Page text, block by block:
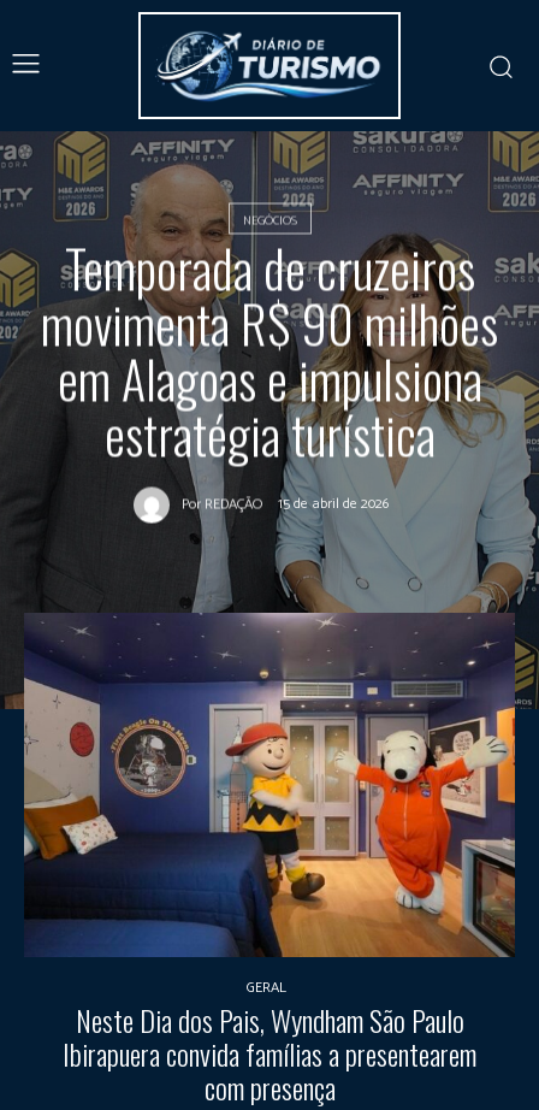
NEGÓCIOS
Temporada de cruzeiros
movimenta R$ 90 milhões
em Alagoas e impulsiona
estratégia turística
Por REDAÇÃO 15 de abril de 2026
GERAL
Neste Dia dos Pais, Wyndham São Paulo
Ibirapuera convida famílias a presentearem
com presença